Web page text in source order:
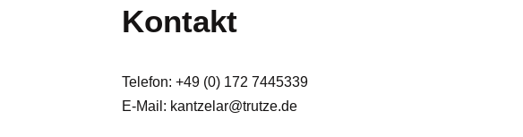
Kontakt
Telefon: +49 (0) 172 7445339
E-Mail: kantzelar@trutze.de